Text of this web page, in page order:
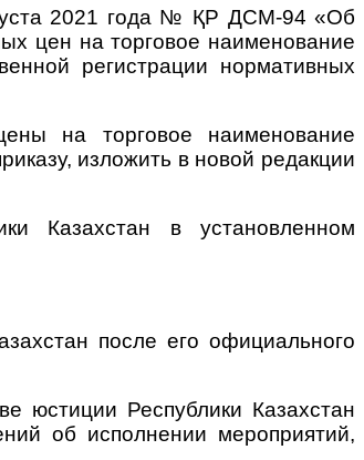
2021 года № ҚР ДСМ-94 «Об
цен на торговое наименование
регистрации нормативных
на торговое наименование
изложить в новой редакции
Казахстан в установленном
после его официального
юстиции Республики Казахстан
об исполнении мероприятий,